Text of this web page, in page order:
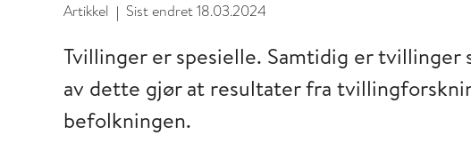
Artikkel | Sist endret18.03.2024
Tvillinger er spesielle. Samtidig er tvillinger
av dette gjør at resultater fra
befolkningen.